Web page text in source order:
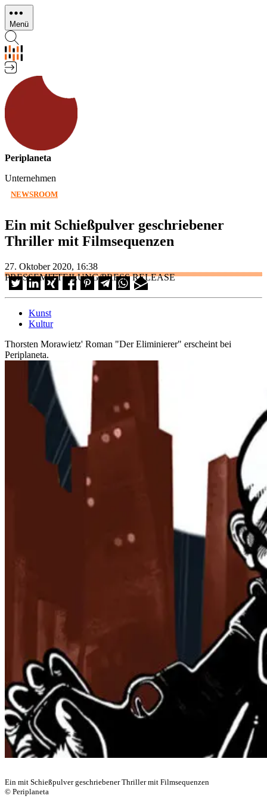
Direkt
zum
Inhalt
Menü
Periplaneta
Unternehmen
NEWSROOM
Ein mit Schießpulver geschriebener
Thriller mit Filmsequenzen
27. Oktober 2020, 16:38
PRESSEMITTEILUNG/PRESS RELEASE
Kunst
Kultur
Thorsten Morawietz' Roman "Der Eliminierer" erscheint bei
Periplaneta.
Ein mit Schießpulver geschriebener Thriller mit Filmsequenzen
© Periplaneta